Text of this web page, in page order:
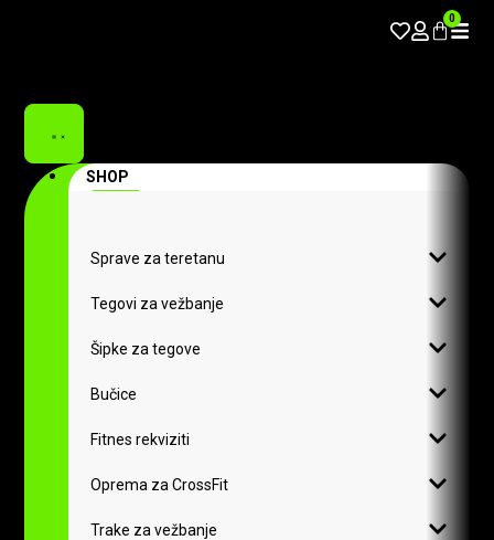
0
SHOP
Sprave za teretanu
Tegovi za vežbanje
Šipke za tegove
Bučice
Fitnes rekviziti
Oprema za CrossFit
Trake za vežbanje